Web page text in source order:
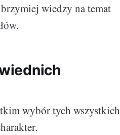
wiedzy na temat
wybór tych wszystkich